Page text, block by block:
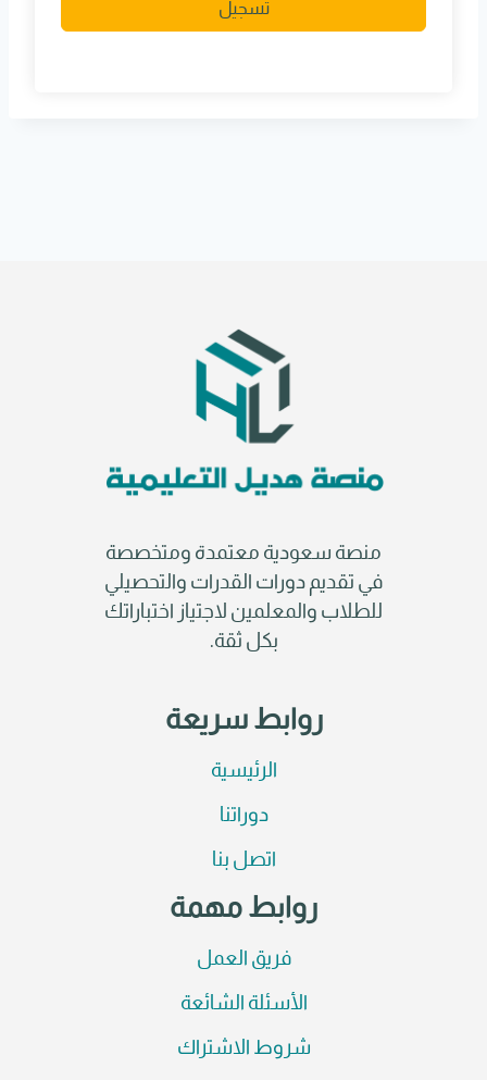
l
تسجيل
منصة سعودية معتمدة ومتخصصة
في تقديم دورات القدرات والتحصيلي
للطلاب والمعلمين لاجتياز اختباراتك
بكل ثقة.
روابط سريعة
الرئيسية
دوراتنا
اتصل بنا
روابط مهمة
فريق العمل
الأسئلة الشائعة
شروط الاشتراك